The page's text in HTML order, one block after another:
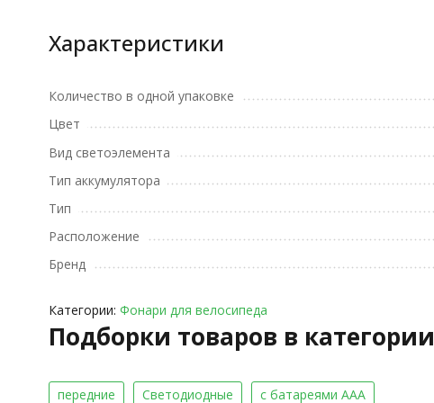
Характеристики
Количество в одной упаковке
Цвет
Вид светоэлемента
Тип аккумулятора
Тип
Расположение
Бренд
Категории: Фонари для велосипеда
Подборки товаров в категории
передние Светодиодные с батареями ААА